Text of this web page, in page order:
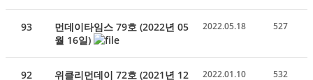
93
먼데이타임스 79호 (2022년 05
월 16일)
2022.05.18 527
92 위클리먼데이 72호 (2021년 12 2022.01.10 532